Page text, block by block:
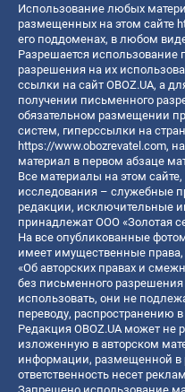
Использование любых
размещенных на этом сайте
его поддоменах, в любом
Разрешается использование
разрешения на их
ссылки на сайт OBOZ.UA, а
получении письменного
обязательном размещении
систем, гиперссылки на
https://www.obozrevatel.com,
материал в первом абзаце
Все материалы на этом
исследования – служебные
редакции, исключительные
принадлежат ООО «Золотая
На все опубликованные
имеет имущественные
«Об авторских правах и
без письменного
использовать, они не
переводу, распространению
Редакция OBOZ.UA может не
изложенную в авторском
информации, размещенной в
ответственность несет